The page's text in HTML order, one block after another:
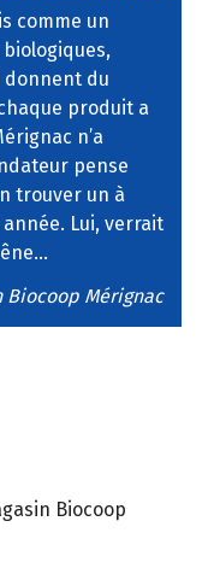
comme un
donnent du
produit a
n’a
pense
trouver un à
Lui, verrait
Biocoop Mérignac
Biocoop